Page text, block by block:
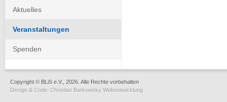
Aktuelles
Veranstaltungen
Spenden
Copyright © BLiS e.V., 2026. Alle Rechte vorbehalten
Design & Code: Christian Barkowsky Webentwicklung